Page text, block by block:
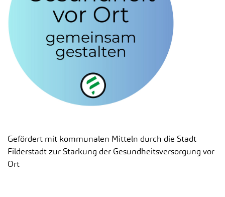
Gefördert mit kommunalen Mitteln durch die Stadt
Filderstadt zur Stärkung der Gesundheitsversorgung vor
Ort